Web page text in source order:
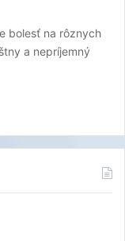
bolesť na rôznych
a nepríjemný